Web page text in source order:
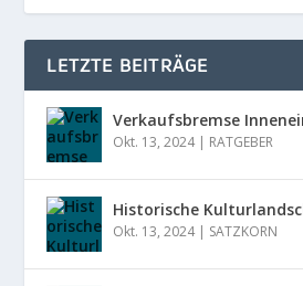
LETZTE BEITRÄGE
Verkaufsbremse
Okt. 13, 2024| RATGEBER
Historische
Okt. 13, 2024| SATZKORN